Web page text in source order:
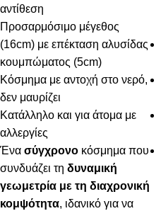
αντίθεση
Προσαρμόσιμο μέγεθος
(16cm) με επέκταση αλυσίδας
κουμπώματος (5cm)
Κόσμημα με αντοχή στο νερό,
δεν μαυρίζει
Κατάλληλο και για άτομα με
αλλεργίες
Ένα σύγχρονο κόσμημα που
συνδυάζει τη δυναμική
γεωμετρία με τη διαχρονική
κομψότητα, ιδανικό για να